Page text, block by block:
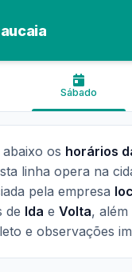
Sábado
os horários
linha opera na
pela empresa
de Ida e Volta,
e observações